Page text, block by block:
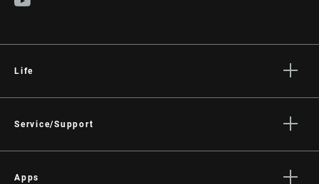
Life
Kultur
Service/Support
Händler Support
Apps